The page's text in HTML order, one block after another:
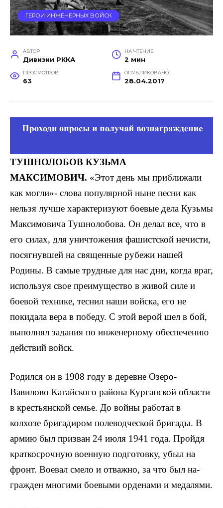
ГЕРОИ ИНЖЕНЕРНЫХ ВОЙСК
АВТОР
Дивизии РККА
НА ЧТЕНИЕ
2 мин
ПРОСМОТРОВ
63
ОПУБЛИКОВАНО
28.04.2017
ТУШНОЛОБОВ КУЗЬМА
МАКСИМОВИЧ. «Этот день мы приближали
как мог­ли»- слова популярной ныне песни как
нельзя лучше характеризуют боевые дела Кузьмы
Максимовича Тушнолобова. Он делал все, что в
его силах, для уничтожения фашист­ской нечисти,
посягнувшей на свя­щенные рубежи нашей
Родины. В самые трудные для нас дни, ко­гда враг,
используя свое преимуще­ство в живой силе и
боевой технике, теснил наши войска, его не
покида­ла вера в победу. С этой верой шел в бой,
выполнял задания по инже­нерному обеспечению
действий войск.
Родился он в 1908 году в деревне Озеро-
Вавилово Катайского района Курганской области
в крестьянской семье. До войны ра­ботал в
колхозе бригадиром полеводческой бригады. В
армию был призван 24 июля 1941 года. Пройдя
краткосрочную военную под­готовку, убыл на
фронт. Воевал смело и отважно, за что был на­
гражден многими боевыми орденами и медалями.